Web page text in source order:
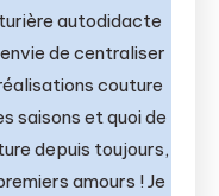
autodidacte
de centraliser
couture
saisons et quoi de
depuis toujours,
amours ! Je